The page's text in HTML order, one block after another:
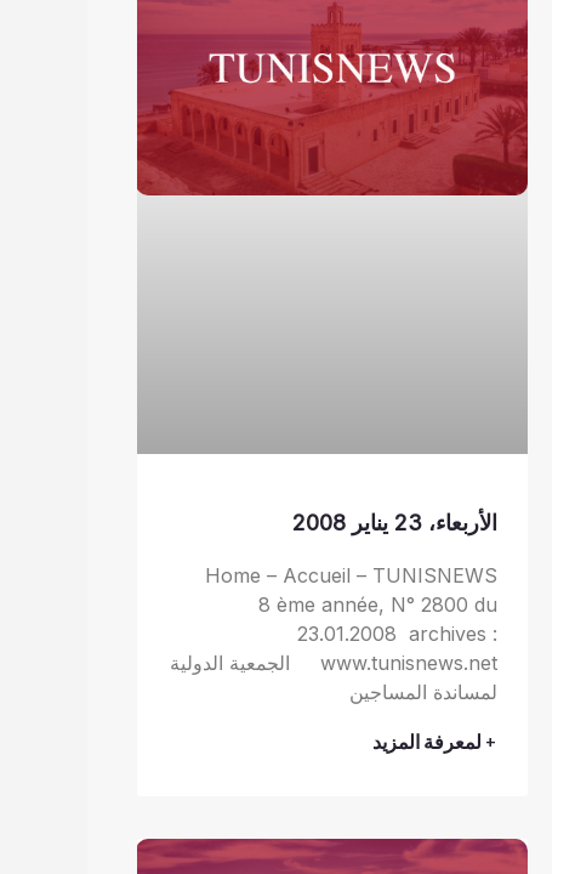
الأربعاء، 23 يناير 2008
Home – Accueil – TUNISNEWS
8 ème année, N° 2800 du
23.01.2008 archives :
www.tunisnews.net الجمعية الدولية
لمساندة المساجين
+ لمعرفة المزيد